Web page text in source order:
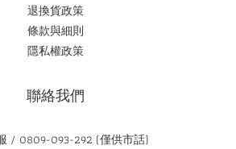
退換貨政策
條款與細則
隱私權政策
聯絡我們
/ 0809-093-292 (僅供市話)